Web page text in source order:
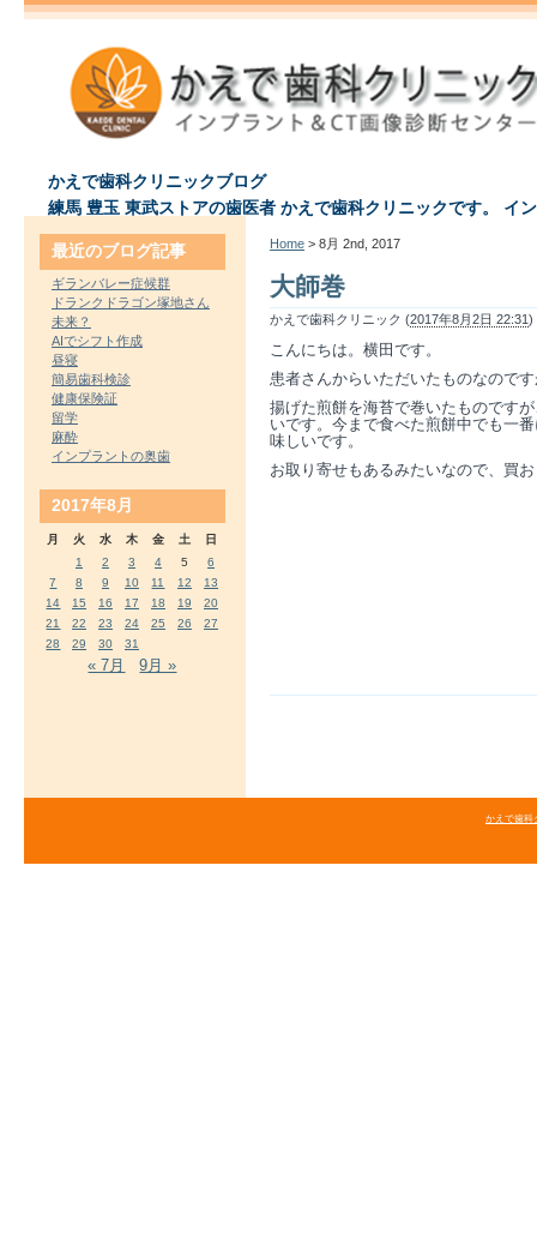
かえで歯科クリニックブログ
練馬 豊玉 東武ストアの歯医者 かえで歯科クリニックです。 イ
Home > 8月 2nd, 2017
大師巻
かえで歯科クリニック (2017年8月2日 22:31)
こんにちは。横田です。
患者さんからいただいたものなので
揚げた煎餅を海苔で巻いたものです
いです。今まで食べた煎餅中でも一
味しいです。
お取り寄せもあるみたいなので、買
最近のブログ記事
ギランバレー症候群
ドランクドラゴン塚地さん
未来？
AIでシフト作成
昼寝
簡易歯科検診
健康保険証
留学
麻酔
インプラントの奥歯
2017年8月
月 火 水 木 金 土
日
1
2 3 4 5
6
7
8 9 10 11 12
13
14
15 16 17 18 19
20
21
22 23 24 25 26
27
28
29 30 31
« 7月 9月 »
かえで歯科